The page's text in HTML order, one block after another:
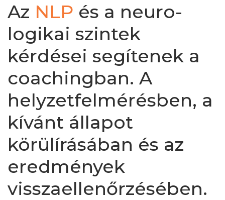
Az NLP és a neuro-
logikai szintek
kérdései segítenek a
coachingban. A
helyzetfelmérésben, a
kívánt állapot
körülírásában és az
eredmények
visszaellenőrzésében.